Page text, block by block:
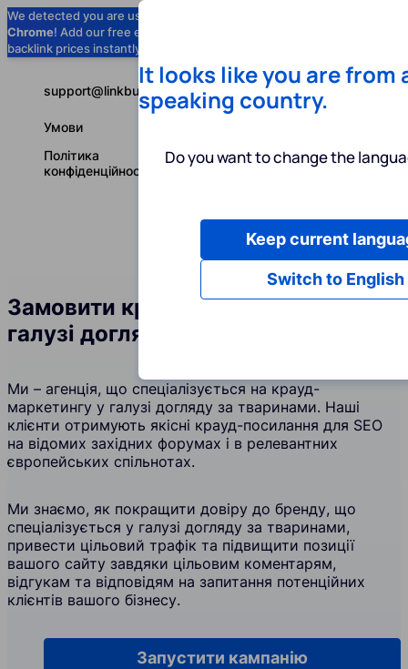
We detected you are using
Chrome! Add our free extension to check
backlink prices instantly as you browse.
Послуги
Українська
support@linkbuilder.com
Умови
Політика
конфіденційності
Замовити крауд-посилання у
галузі догляду за тваринами
Ми – агенція, що спеціалізується на крауд-
маркетингу у галузі догляду за тваринами. Наші
клієнти отримують якісні крауд-посилання для SEO
на відомих західних форумах і в релевантних
європейських спільнотах.
Ми знаємо, як покращити довіру до бренду, що
спеціалізується у галузі догляду за тваринами,
привести цільовий трафік та підвищити позиції
вашого сайту завдяки цільовим коментарям,
відгукам та відповідям на запитання потенційних
клієнтів вашого бізнесу.
Запустити кампанію
It looks like you are from
speaking country.
Do you want to change the
Switch to English
Keep current